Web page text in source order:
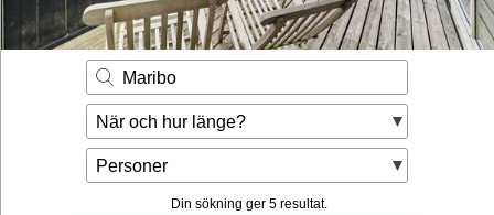
Husägare
Maribo
När och hur länge?
Personer
Din sökning ger 5 resultat.